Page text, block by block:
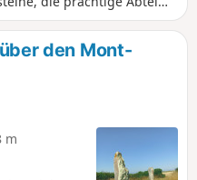
von Écoivres, die
Saint-Éloi sowie die
den Mont-
m